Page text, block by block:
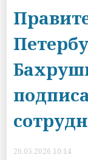
26.05.2026 10:14